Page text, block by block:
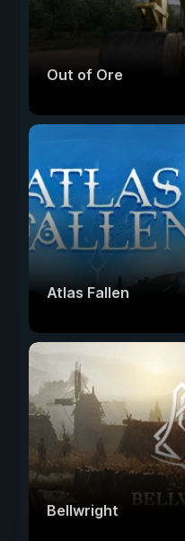
Out of Ore
Atlas Fallen
Bellwright